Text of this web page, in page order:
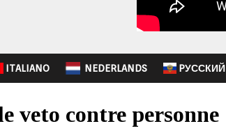
ITALIANO NEDERLANDS PУССКИЙ
veto contre personne